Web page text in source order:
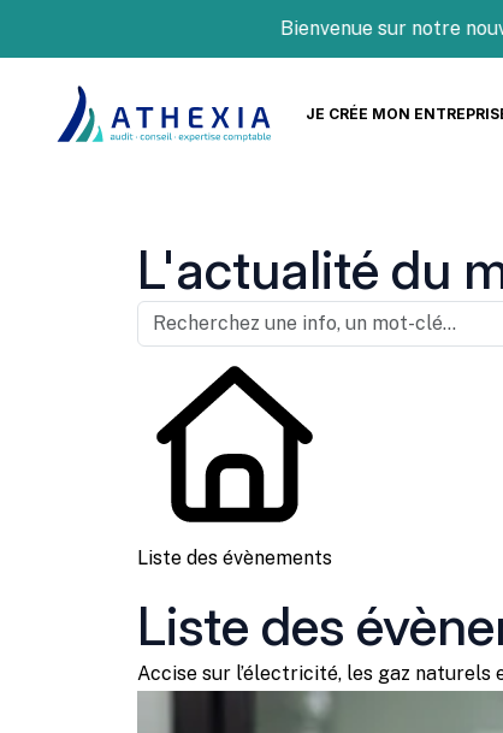
Bienvenue sur notre
JE CRÉE MON
L'actualité du
Liste des évènements
Liste des
Accise sur l’électricité, les gaz naturels